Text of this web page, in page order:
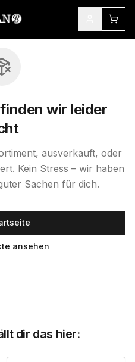
wir leider
ausverkauft, oder
Kein Stress – wir haben
Sachen für dich.
ansehen
dir das hier: